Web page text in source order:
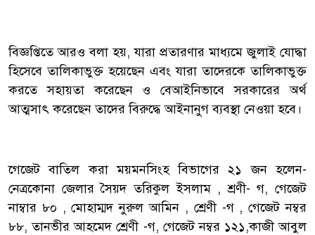
‎বিজ্ঞপ্তিতে আরও বলা হয়, যারা প্রতারণার মাধ্যমে জুলাই যোদ্ধা
হিসেবে তালিকাভুক্ত হয়েছেন এবং যারা তাদেরকে তালিকাভুক্ত
করতে সহায়তা করেছেন ও বেআইনিভাবে সরকারের অর্থ
আত্মসাৎ করেছেন তাদের বিরুদ্ধে আইনানুগ ব্যবস্থা নেওয়া হবে।
‎গেজেট বাতিল করা ময়মনসিংহ বিভাগের ২১ জন হলেন-
নেত্রকোনা জেলার সৈয়দ তরিকুল ইসলাম , শ্রণী- গ, গেজেট
নাম্বার ৮০ , মোহাম্মদ নুরুল আমিন , শ্রেণী -গ , গেজেট নম্বর
৮৮, তানভীর আহমেদ শ্রেণী -গ, গেজেট নম্বর ১২১,কাজী আবুল